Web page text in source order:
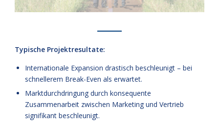
Typische Projektresultate:
Internationale Expansion drastisch beschleunigt – bei
schnellerem Break-Even als erwartet.
Marktdurchdringung durch konsequente
Zusammenarbeit zwischen Marketing und Vertrieb
signifikant beschleunigt.